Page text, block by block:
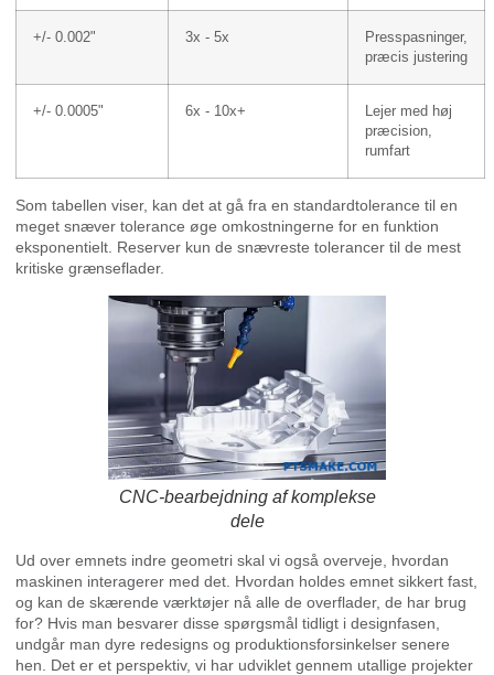
+/- 0.002" 3x - 5x
Presspasninger,
præcis justering
+/- 0.0005" 6x - 10x+
Lejer med høj
præcision,
rumfart
Som tabellen viser, kan det at gå fra en standardtolerance til en
meget snæver tolerance øge omkostningerne for en funktion
eksponentielt. Reserver kun de snævreste tolerancer til de mest
kritiske grænseflader.
CNC-bearbejdning af komplekse
dele
Ud over emnets indre geometri skal vi også overveje, hvordan
maskinen interagerer med det. Hvordan holdes emnet sikkert fast,
og kan de skærende værktøjer nå alle de overflader, de har brug
for? Hvis man besvarer disse spørgsmål tidligt i designfasen,
undgår man dyre redesigns og produktionsforsinkelser senere
hen. Det er et perspektiv, vi har udviklet gennem utallige projekter